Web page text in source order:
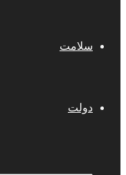
سلامت
دولت